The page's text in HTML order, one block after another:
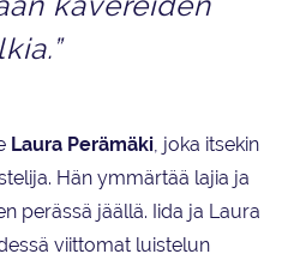
Laura Perämäki, joka itsekin
Hän ymmärtää lajia ja
perässä jäällä. Iida ja Laura
viittomat luistelun